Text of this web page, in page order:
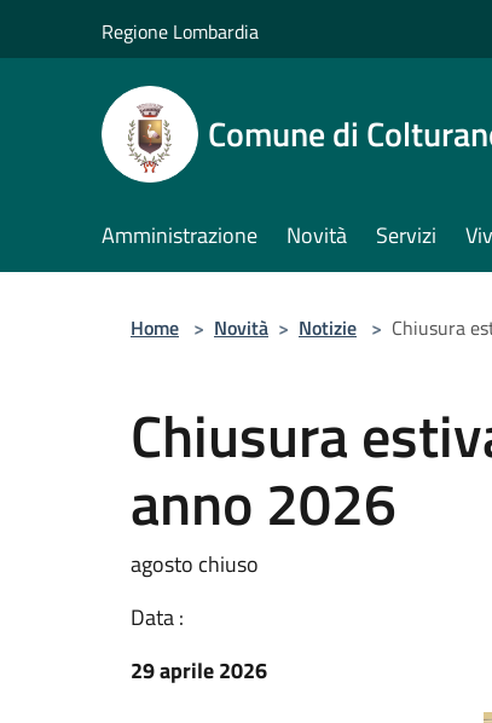
Regione Lombardia
Comune di
Amministrazione Novità Servizi
Home > Novità > Notizie > Chiusura
Chiusura
anno 2026
agosto chiuso
Data :
29 aprile 2026